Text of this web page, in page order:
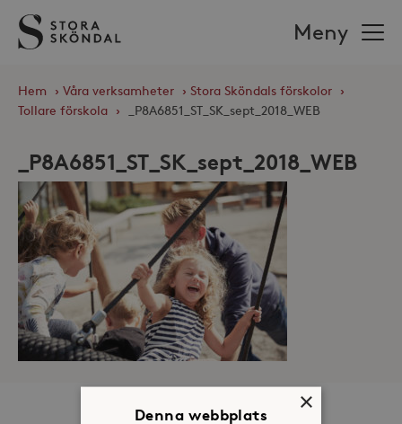
Stora
Sköndal
Meny
Hem › Våra verksamheter › Stora Sköndals förskolor ›
Tollare förskola › _P8A6851_ST_SK_sept_2018_WEB
_P8A6851_ST_SK_sept_2018_WEB
×
Denna webbplats